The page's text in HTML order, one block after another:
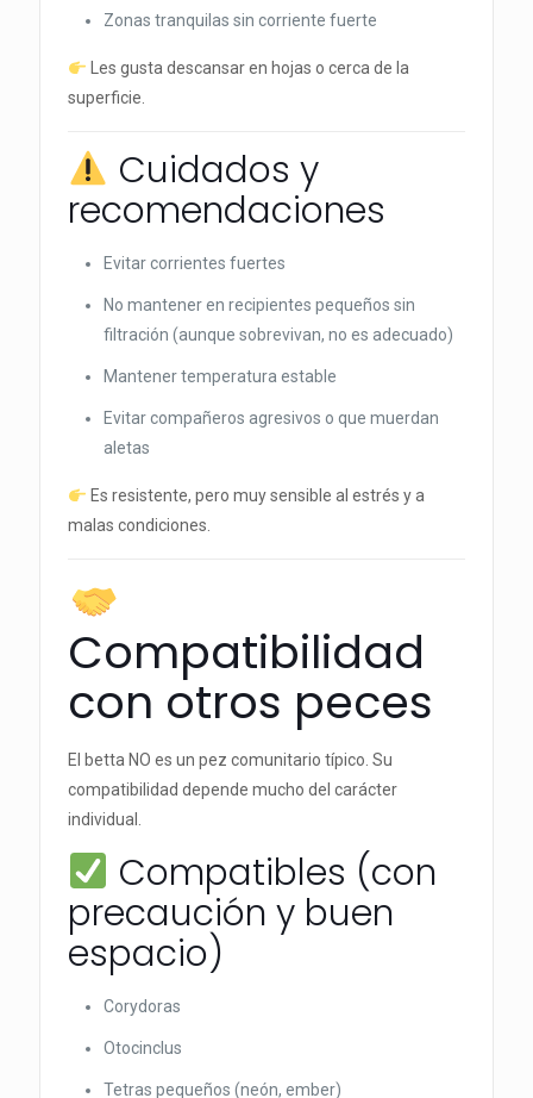
Zonas tranquilas sin corriente fuerte
Les gusta descansar en hojas o cerca de la
superficie.
Cuidados y
recomendaciones
Evitar corrientes fuertes
No mantener en recipientes pequeños sin
filtración (aunque sobrevivan, no es adecuado)
Mantener temperatura estable
Evitar compañeros agresivos o que muerdan
aletas
Es resistente, pero muy sensible al estrés y a
malas condiciones.
Compatibilidad
con otros peces
El betta NO es un pez comunitario típico. Su
compatibilidad depende mucho del carácter
individual.
Compatibles (con
precaución y buen
espacio)
Corydoras
Otocinclus
Tetras pequeños (neón, ember)